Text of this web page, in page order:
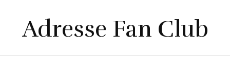
Adresse Fan Club